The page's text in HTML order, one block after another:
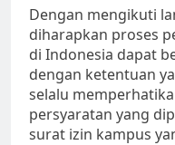
Dengan mengikuti
diharapkan proses
di Indonesia dapat
dengan ketentuan
selalu
persyaratan yang
surat izin kampus